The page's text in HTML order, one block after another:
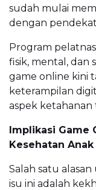
sudah mulai
dengan
Program
fisik, mental, dan
game online kini
keterampilan
aspek
Implikasi Game
Kesehatan Anak
Salah satu
isu ini adalah